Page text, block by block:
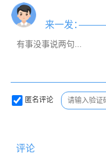
来一发：
匿名评论
评论